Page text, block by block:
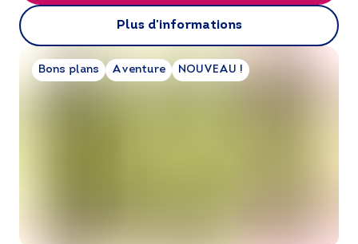
Plus d'informations
Bons plans Aventure NOUVEAU !